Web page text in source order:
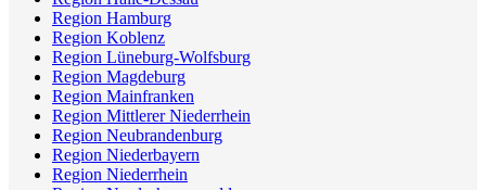
Region Hamburg
Region Koblenz
Region Lüneburg-Wolfsburg
Region Magdeburg
Region Mainfranken
Region Mittlerer Niederrhein
Region Neubrandenburg
Region Niederbayern
Region Niederrhein